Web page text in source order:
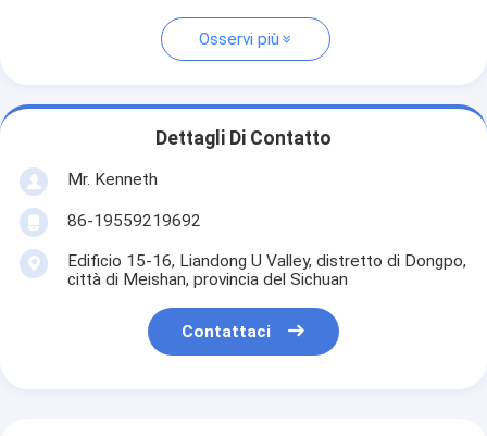
Osservi più
Dettagli Di Contatto
Mr. Kenneth
86-19559219692
Edificio 15-16, Liandong U Valley, distretto di Dongpo,
città di Meishan, provincia del Sichuan
Contattaci